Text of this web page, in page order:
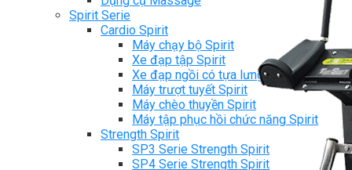
Spirit Serie
Cardio Spirit
Máy chạy bộ Spirit
Xe đạp tập Spirit
Xe đạp ngồi có tựa lưng Spirit
Máy trượt tuyết Spirit
Máy chèo thuyền Spirit
Máy tập phục hồi chức năng Spirit
Strength Spirit
SP3 Serie Strength Spirit
SP4 Serie Strength Spirit